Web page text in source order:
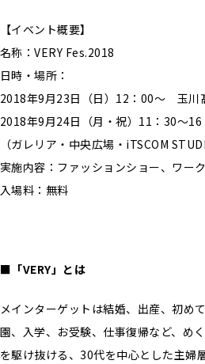
【イベント概要】
名称：VERY Fes.2018
日時・場所：
2018年9月23日（日）12：00～ 玉川
2018年9月24日（月・祝）11：30～
（ガレリア・中央広場・iTSCOM
実施内容：ファッションショー、ワー
入場料：無料
■「VERY」とは
メインターゲットは結婚、出産、初め
園、入学、お受験、仕事復帰など、め
を駆け抜ける、30代を中心とした主婦